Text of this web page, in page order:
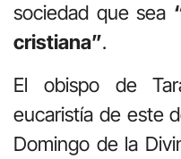
sociedad que sea
cristiana”.
El obispo de
eucaristía de este
Domingo de la